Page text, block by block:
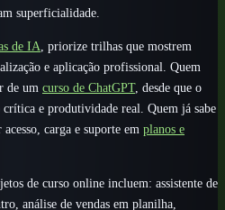
superficialidade.
de IA , priorize trilhas que mostrem
e aplicação profissional. Quem
de um curso de ChatGPT, desde que o
e produtividade real. Quem já sabe
carga e suporte em planos e
de curso online incluem: assistente de
análise de vendas em planilha,